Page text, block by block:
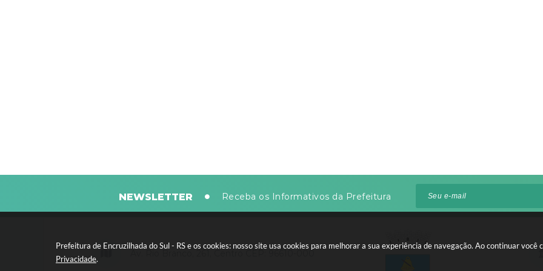
Prefeitura de Encruzilhada do Sul - RS e os cookies: nosso site usa cookies para melhorar a sua experiência de navegação. Ao continuar você
Privacidade.
NEWSLETTER Receba os Informativos da Prefeitura
Av. Rio Branco, 261, Centro CEP: 96610-000